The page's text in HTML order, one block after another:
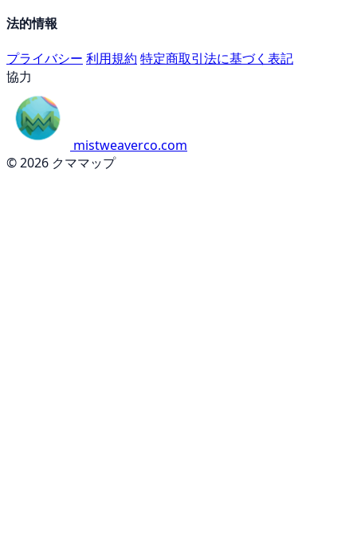
法的情報
プライバシー 利用規約 特定商取引法に基づく表記
協力
mistweaverco.com
© 2026 クママップ